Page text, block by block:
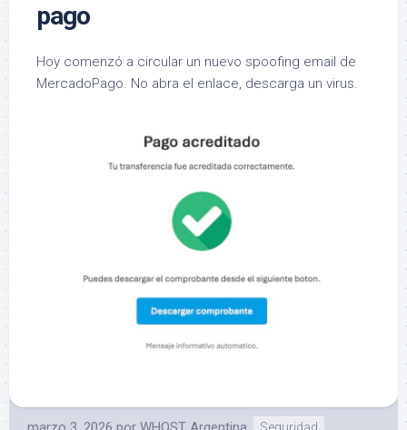
pago
Hoy comenzó a circular un nuevo spoofing email de
MercadoPago. No abra el enlace, descarga un virus.